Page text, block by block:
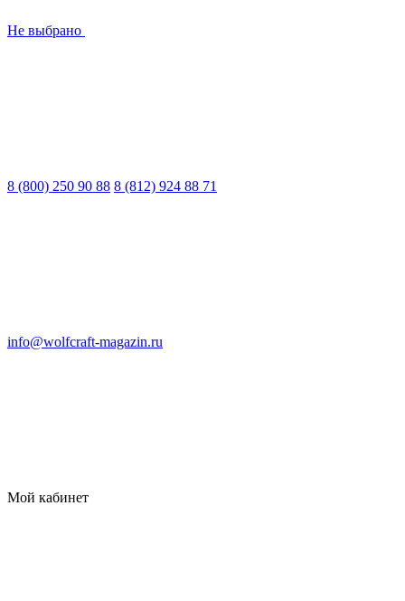
Не выбрано
8 (800) 250 90 88 8 (812) 924 88 71
info@wolfcraft-magazin.ru
Мой кабинет